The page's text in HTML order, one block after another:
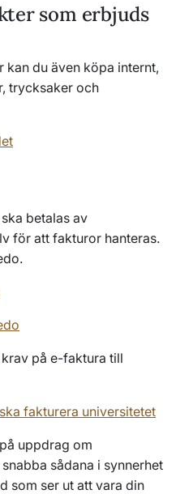
som erbjuds
du även köpa internt,
trycksaker och
betalas av
för att fakturor hanteras.
krav på e-faktura till
fakturera universitetet
uppdrag om
sådana i synnerhet
som ser ut att vara din